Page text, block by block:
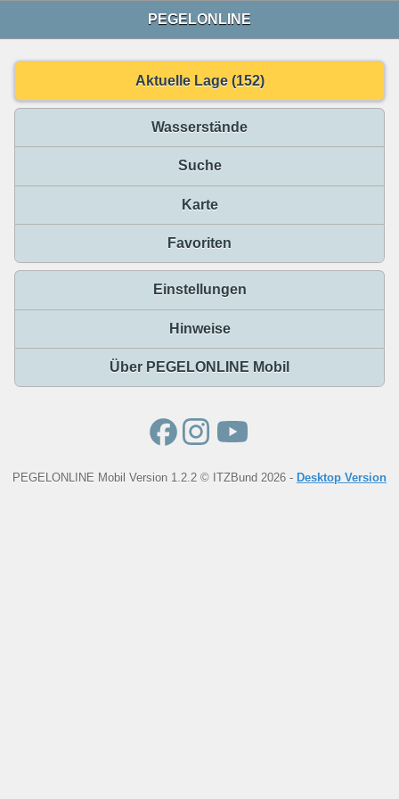
PEGELONLINE
Aktuelle Lage (152)
Wasserstände
Suche
Karte
Favoriten
Einstellungen
Hinweise
Über PEGELONLINE Mobil
PEGELONLINE Mobil Version 1.2.2 © ITZBund 2026 - Desktop Version